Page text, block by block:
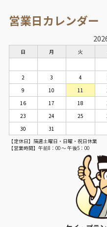
営業日カレンダー
日 月 火
2
3 4
9
10 11
16
17 18
23
24 25
30
31
【定休日】隔週土曜日・日曜・祝日休業
【営業時間】午前8：00 ～ 午後5：00